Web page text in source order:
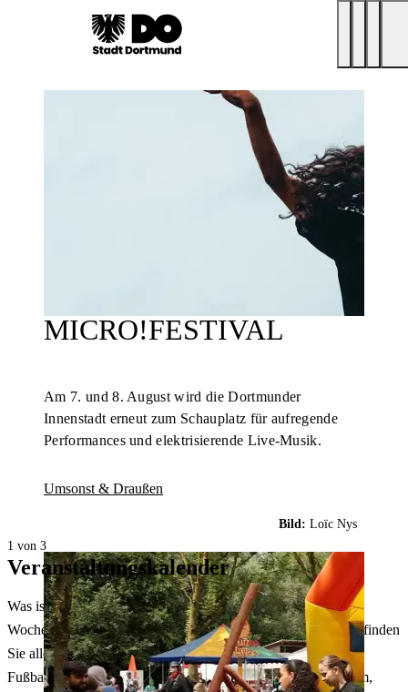
MICRO!FESTIVAL
Am 7. und 8. August wird die Dortmunder
Innenstadt erneut zum Schauplatz für aufregende
Performances und elektrisierende Live-Musik.
Umsonst & Draußen
Bild: Loïc Nys
1 von 3
Veranstaltungskalender
Was ist heute in Dortmund los? Welche Konzerte gibt es am
Wochenende? Im größten Veranstaltungskalender Dortmunds finden
Sie alle Events – von der Stadt- oder Museumsführung übers
Fußballspiel bis zum Flohmarkt. Sie können dabei nach Datum,